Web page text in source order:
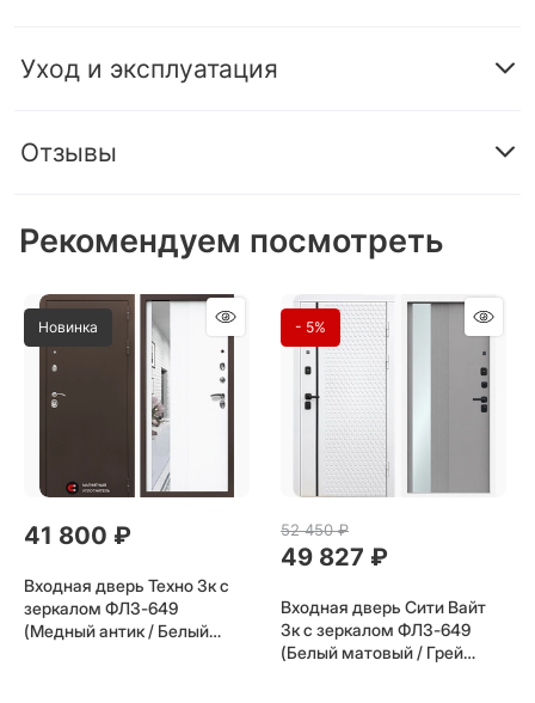
Уход и эксплуатация
Отзывы
Рекомендуем посмотреть
Новинка
41 800 ₽
Входная дверь Техно 3к с
зеркалом ФЛЗ-649
(Медный антик / Белый
- 5%
52 450 ₽
49 827 ₽
Входная дверь Сити Вайт
3к с зеркалом ФЛЗ-649
(Белый матовый / Грей